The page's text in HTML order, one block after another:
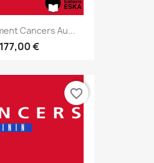
Cancers Au...
177,00 €
favorite_border